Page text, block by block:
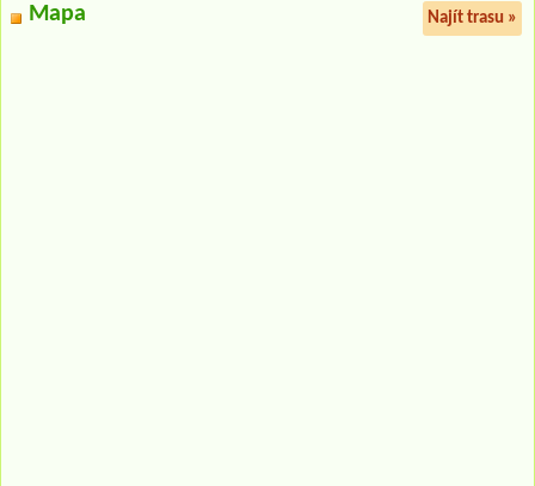
Mapa Najít trasu »